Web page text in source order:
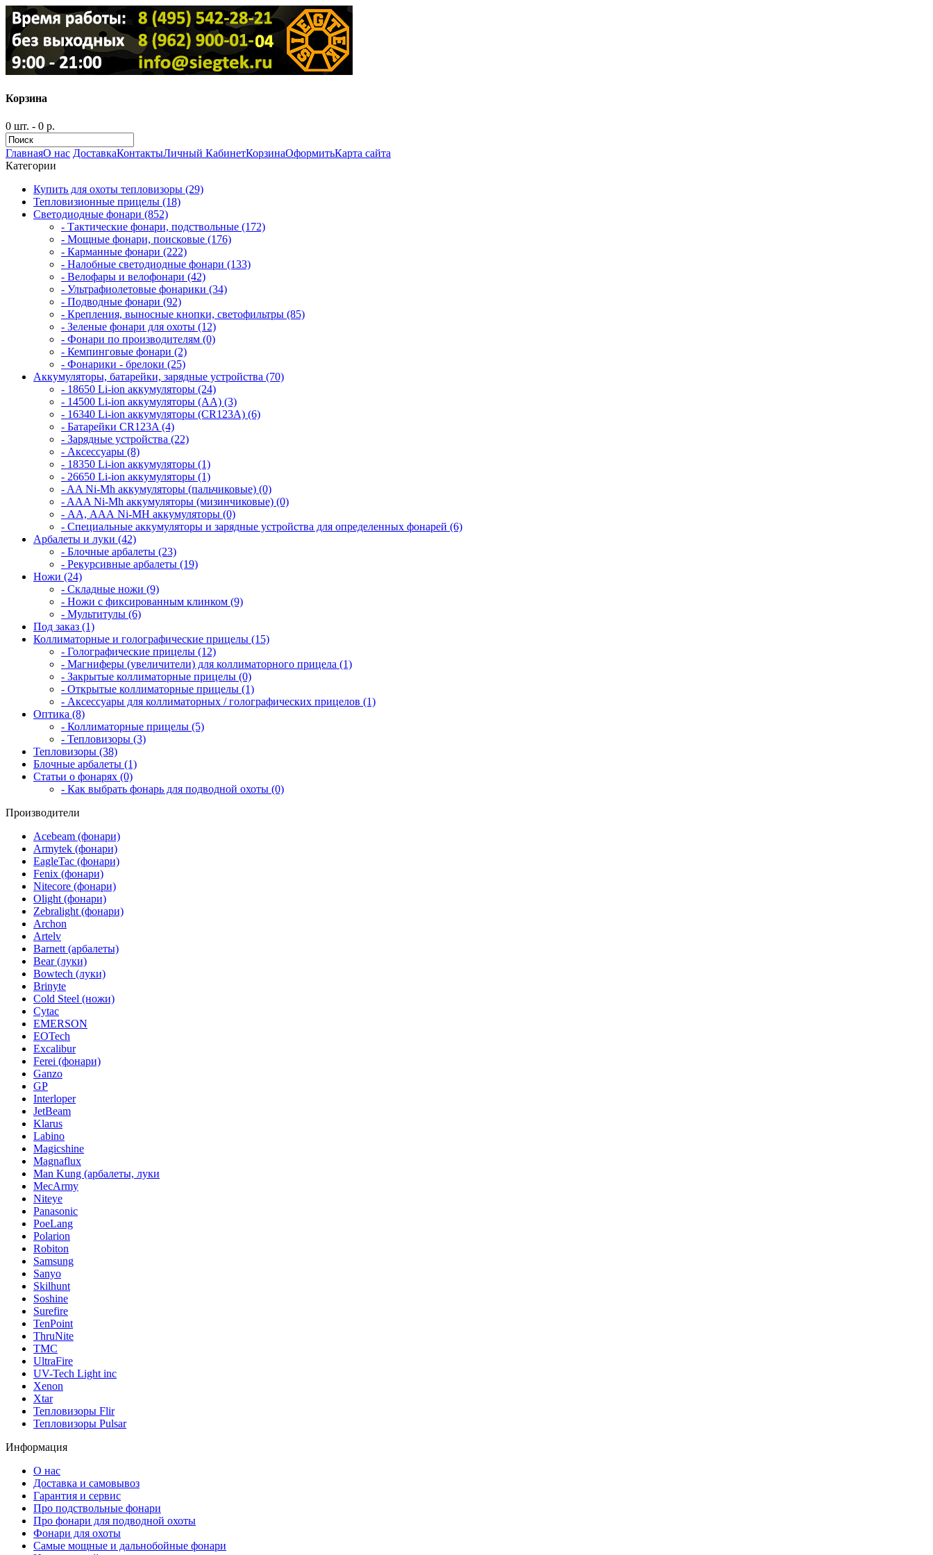
Корзина
0 шт. - 0 р.
ГлавнаяО нас ДоставкаКонтактыЛичный КабинетКорзинаОформитьКарта сайта
Категории
Купить для охоты тепловизоры (29)
Тепловизионные прицелы (18)
Светодиодные фонари (852)
- Тактические фонари, подствольные (172)
- Мощные фонари, поисковые (176)
- Карманные фонари (222)
- Налобные светодиодные фонари (133)
- Велофары и велофонари (42)
- Ультрафиолетовые фонарики (34)
- Подводные фонари (92)
- Крепления, выносные кнопки, светофильтры (85)
- Зеленые фонари для охоты (12)
- Фонари по производителям (0)
- Кемпинговые фонари (2)
- Фонарики - брелоки (25)
Аккумуляторы, батарейки, зарядные устройства (70)
- 18650 Li-ion аккумуляторы (24)
- 14500 Li-ion аккумуляторы (AA) (3)
- 16340 Li-ion аккумуляторы (CR123A) (6)
- Батарейки CR123A (4)
- Зарядные устройства (22)
- Аксессуары (8)
- 18350 Li-ion аккумуляторы (1)
- 26650 Li-ion аккумуляторы (1)
- AA Ni-Mh аккумуляторы (пальчиковые) (0)
- AAA Ni-Mh аккумуляторы (мизинчиковые) (0)
- АА, ААА Ni-MH аккумуляторы (0)
- Специальные аккумуляторы и зарядные устройства для определенных фонарей (6)
Арбалеты и луки (42)
- Блочные арбалеты (23)
- Рекурсивные арбалеты (19)
Ножи (24)
- Складные ножи (9)
- Ножи с фиксированным клинком (9)
- Мультитулы (6)
Под заказ (1)
Коллиматорные и голографические прицелы (15)
- Голографические прицелы (12)
- Магниферы (увеличители) для коллиматорного прицела (1)
- Закрытые коллиматорные прицелы (0)
- Открытые коллиматорные прицелы (1)
- Аксессуары для коллиматорных / голографических прицелов (1)
Оптика (8)
- Коллиматорные прицелы (5)
- Тепловизоры (3)
Тепловизоры (38)
Блочные арбалеты (1)
Статьи о фонарях (0)
- Как выбрать фонарь для подводной охоты (0)
Производители
Acebeam (фонари)
Armytek (фонари)
EagleTac (фонари)
Fenix (фонари)
Nitecore (фонари)
Olight (фонари)
Zebralight (фонари)
Archon
Artelv
Barnett (арбалеты)
Bear (луки)
Bowtech (луки)
Brinyte
Cold Steel (ножи)
Cytac
EMERSON
EOTech
Excalibur
Ferei (фонари)
Ganzo
GP
Interloper
JetBeam
Klarus
Labino
Magicshine
Magnaflux
Man Kung (арбалеты, луки
MecArmy
Niteye
Panasonic
PoeLang
Polarion
Robiton
Samsung
Sanyo
Skilhunt
Soshine
Surefire
TenPoint
ThruNite
TMC
UltraFire
UV-Tech Light inc
Xenon
Xtar
Тепловизоры Flir
Тепловизоры Pulsar
Информация
О нас
Доставка и самовывоз
Гарантия и сервис
Про подствольные фонари
Про фонари для подводной охоты
Фонари для охоты
Самые мощные и дальнобойные фонари